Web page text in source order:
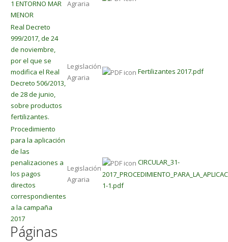
1 ENTORNO MAR
MENOR
Agraria
Real Decreto
999/2017, de 24
de noviembre,
por el que se
modifica el Real
Decreto 506/2013,
de 28 de junio,
sobre productos
fertilizantes.
Legislación
Agraria
Fertilizantes 2017.pdf
Procedimiento
para la aplicación
de las
penalizaciones a
los pagos
directos
correspondientes
a la campaña
2017
Legislación
Agraria
CIRCULAR_31-
1-1.pdf
Páginas